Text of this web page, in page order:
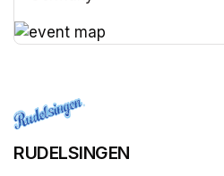
RUDELSINGEN